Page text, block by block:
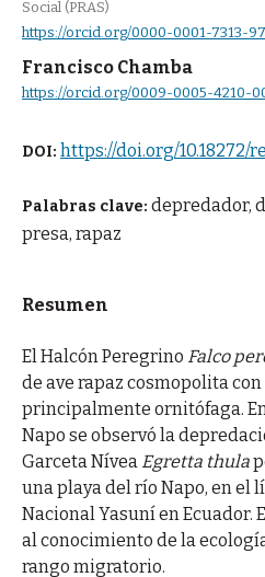
Social (PRAS)
https://orcid.org/0000-0001-7313-
Francisco Chamba
https://orcid.org/0009-0005-4210-
DOI: https://doi.org/10.18272/
Palabras clave: depredador,
presa, rapaz
Resumen
El Halcón Peregrino Falco
de ave rapaz cosmopolita
principalmente ornitófaga.
Napo se observó la
Garceta Nívea Egretta thula
una playa del río Napo, en el
Nacional Yasuní en Ecuador.
al conocimiento de la
rango migratorio.